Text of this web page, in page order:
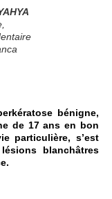
bénigne,
de 17 ans en bon
particulière, s’est
blanchâtres